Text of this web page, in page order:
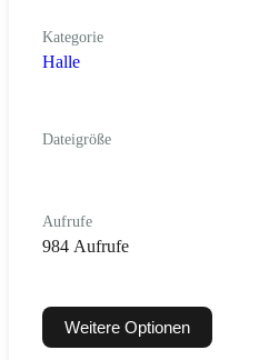
Kategorie
Halle
Dateigröße
Aufrufe
984 Aufrufe
Weitere Optionen